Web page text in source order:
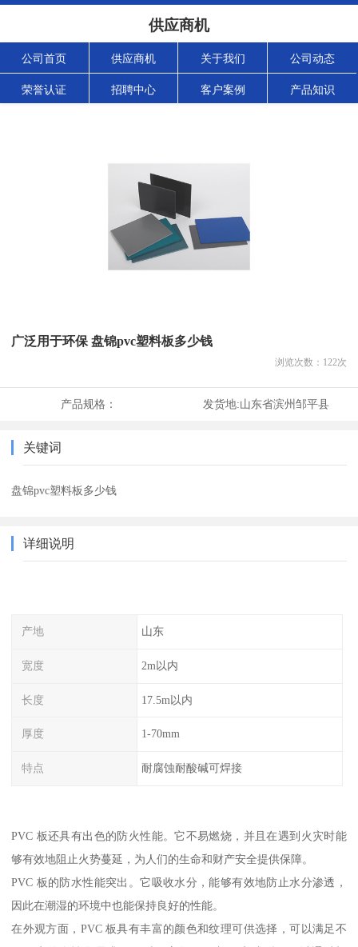
供应商机
公司首页 供应商机 关于我们 公司动态
荣誉认证 招聘中心 客户案例 产品知识
广泛用于环保 盘锦pvc塑料板多少钱
浏览次数： 122次
产品规格： 发货地:山东省滨州邹平县
关键词
盘锦pvc塑料板多少钱
详细说明
产地 山东
宽度 2m以内
长度 17.5m以内
厚度 1-70mm
特点 耐腐蚀耐酸碱可焊接
PVC 板还具有出色的防火性能。它不易燃烧，并且在遇到火灾时能
够有效地阻止火势蔓延，为人们的生命和财产安全提供保障。
PVC 板的防水性能突出。它吸收水分，能够有效地防止水分渗透，
因此在潮湿的环境中也能保持良好的性能。
在外观方面，PVC 板具有丰富的颜色和纹理可供选择，可以满足不